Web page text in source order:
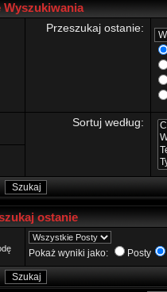
Wyszukiwania
Przeszukaj ostanie:
Sortuj według:
ostanie
Pokaż wyniki jako: Posty